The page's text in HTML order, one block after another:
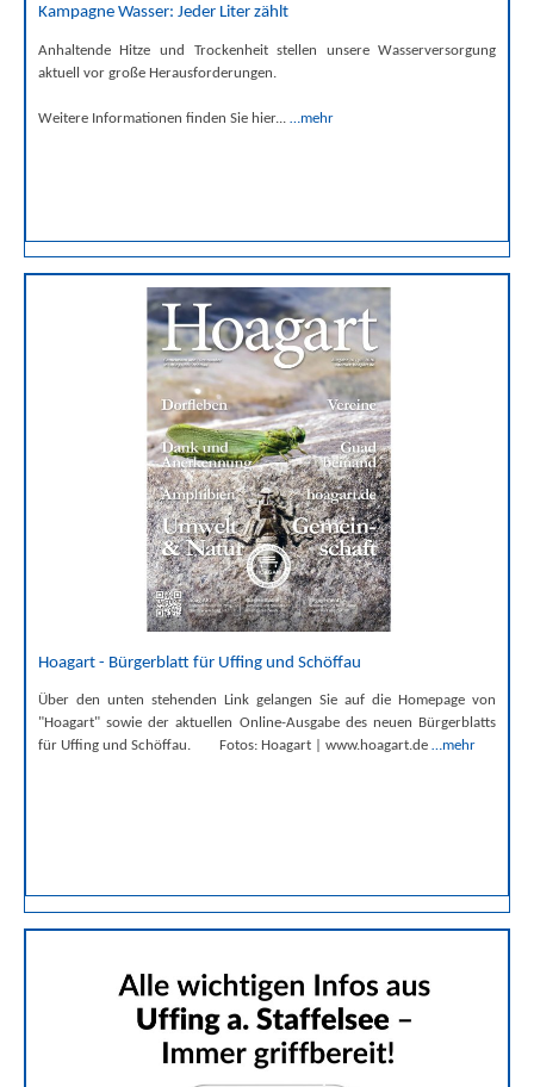
Kampagne Wasser: Jeder Liter zählt
Anhaltende Hitze und Trockenheit stellen unsere Wasserversorgung
aktuell vor große Herausforderungen.
Weitere Informationen finden Sie hier... …mehr
Hoagart - Bürgerblatt für Uffing und Schöffau
Über den unten stehenden Link gelangen Sie auf die Homepage von
"Hoagart" sowie der aktuellen Online-Ausgabe des neuen Bürgerblatts
für Uffing und Schöffau. Fotos: Hoagart | www.hoagart.de …mehr